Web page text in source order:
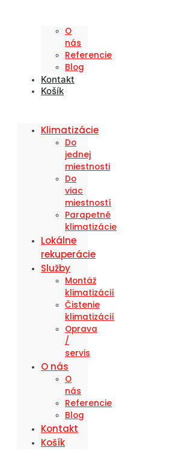
O
nás
Referencie
Blog
Kontakt
Košík
Klimatizácie
Do
jednej
miestnosti
Do
viac
miestností
Parapetné
klimatizácie
Lokálne
rekuperácie
Služby
Montáž
klimatizácií
Čistenie
klimatizácií
Oprava
/
servis
O nás
O
nás
Referencie
Blog
Kontakt
Košík